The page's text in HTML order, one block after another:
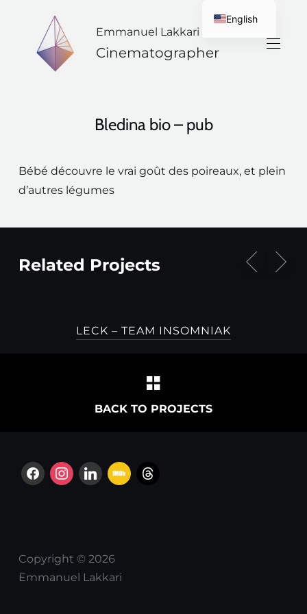
Emmanuel Lakkari
Cinematographer
Bledina bio – pub
Bébé découvre le vrai goût des poireaux, et plein
d’autres légumes
Related Projects
LECK – TEAM INSOMNIAK
BACK TO PROJECTS
facebookinstagram
linkedin
imdb threads
Copyright © 2026
Emmanuel Lakkari
English